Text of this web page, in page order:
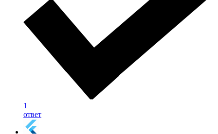
1
ответ